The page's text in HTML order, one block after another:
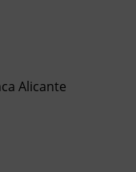
Alicante